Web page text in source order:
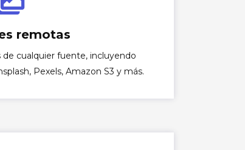
remotas
cualquier fuente, incluyendo
Pexels, Amazon S3 y más.